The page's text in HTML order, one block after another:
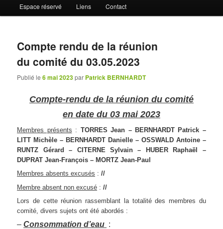
Espace réservé Liens Contact
Compte rendu de la réunion
du comité du 03.05.2023
Publié le6 mai 2023par Patrick BERNHARDT
Compte-rendu de la réunion du comité
en date du 03 mai 2023
Membres présents : TORRES Jean – BERNHARDT Patrick –
LITT Michèle – BERNHARDT Danielle – OSSWALD Antoine –
RUNTZ Gérard – CITERNE Sylvain – HUBER Raphaël –
DUPRAT Jean-François – MORTZ Jean-Paul
Membres absents excusés ://
Membre absent non excusé ://
Lors de cette réunion rassemblant la totalité des membres du
comité, divers sujets ont été abordés :
–Consommation d’eau :